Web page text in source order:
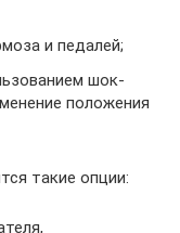
и педалей;
шок-
положения
такие опции: